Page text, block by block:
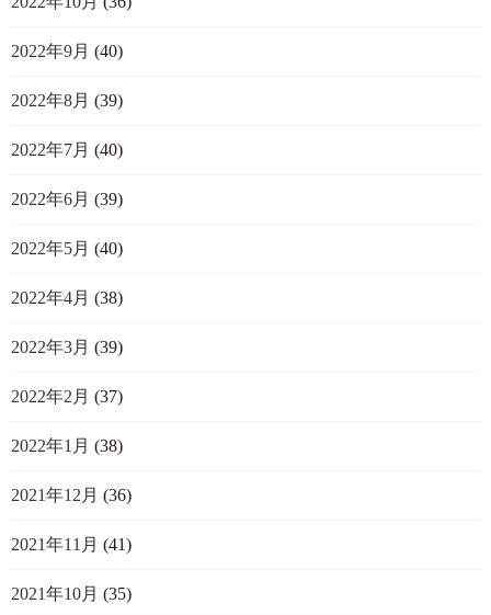
2022年9月 (40)
2022年8月 (39)
2022年7月 (40)
2022年6月 (39)
2022年5月 (40)
2022年4月 (38)
2022年3月 (39)
2022年2月 (37)
2022年1月 (38)
2021年12月 (36)
2021年11月 (41)
2021年10月 (35)